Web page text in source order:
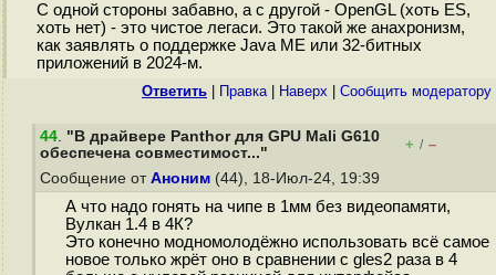
С одной стороны забавно, а с другой - OpenGL (хоть ES,
хоть нет) - это чистое легаси. Это такой же анахронизм,
как заявлять о поддержке Java ME или 32-битных
приложений в 2024-м.
Ответить Правка| Наверх Cообщить модератору
44. "В драйвере Panthor для GPU Mali G610
обеспечена совместимост..."
+ / –
Сообщение от Аноним (44), 18-Июл-24, 19:39
А что надо гонять на чипе в 1мм без видеопамяти,
Вулкан 1.4 в 4К?
Это конечно модномолодёжно использовать всё самое
новое только жрёт оно в сравнении с gles2 раза в 4